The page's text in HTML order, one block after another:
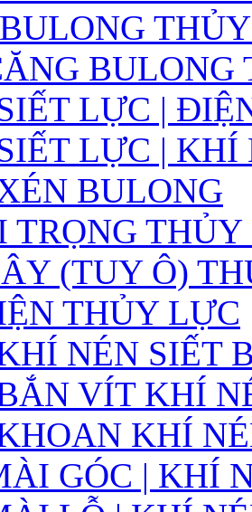
BULONG
LỰC |
LỰC | KHÍ
BULONG
TRỌNG
(TUY Ô)
THỦY LỰC
NÉN SIẾT
VÍT KHÍ
KHÍ
GÓC | KHÍ